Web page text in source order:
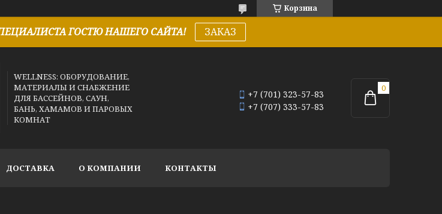
Корзина
ГОСТЮ НАШЕГО САЙТА! ЗАКАЗ
WELLNESS: ОБОРУДОВАНИЕ,
МАТЕРИАЛЫ И СНАБЖЕНИЕ
ДЛЯ БАССЕЙНОВ, САУН,
БАНЬ, ХАМАМОВ И ПАРОВЫХ
КОМНАТ
+7 (701) 323-57-83
+7 (707) 333-57-83
ДОСТАВКА О КОМПАНИИ КОНТАКТЫ